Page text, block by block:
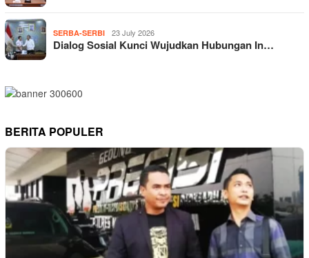
SERBA-SERBI 23 July 2026
Dialog Sosial Kunci Wujudkan Hubungan In…
BERITA POPULER